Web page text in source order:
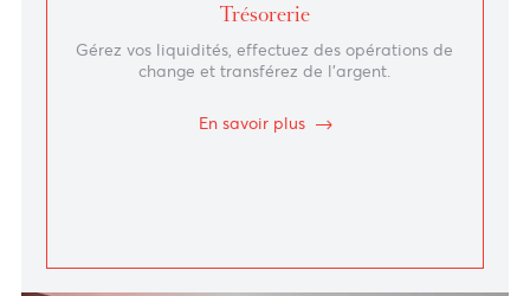
Demandez votre carte prépayée ou de crédit.
En savoir plus
Trésorerie